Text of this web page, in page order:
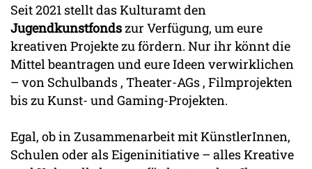
Seit 2021 stellt das Kulturamt den
Jugendkunstfondszur Verfügung, um eure
kreativen Projekte zu fördern. Nur ihr könnt die
Mittel beantragen und eure Ideen verwirklichen
– von Schulbands , Theater-AGs , Filmprojekten
bis zu Kunst- und Gaming-Projekten.
Egal, ob in Zusammenarbeit mit KünstlerInnen,
Schulen oder als Eigeninitiative – alles Kreative